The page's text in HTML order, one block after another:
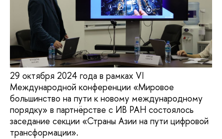
29 октября 2024 года в рамках VI
Международной конференции «Мировое
большинство на пути к новому международному
порядку» в партнёрстве с ИВ РАН состоялось
заседание секции «Страны Азии на пути цифровой
трансформации».